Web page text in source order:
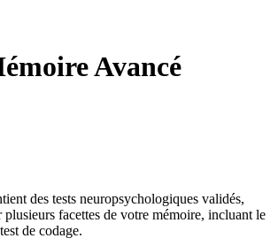
Avancé
des tests neuropsychologiques validés,
facettes de votre mémoire, incluant le
de codage.